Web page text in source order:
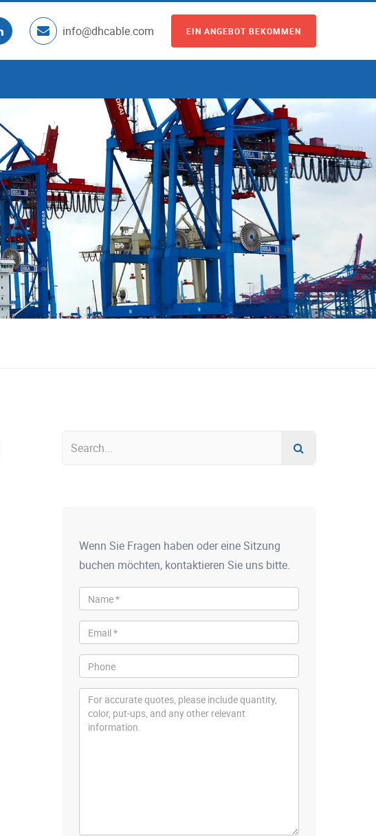
info@dhcable.com EIN ANGEBOT BEKOMMEN
Wenn Sie Fragen haben oder eine Sitzung
buchen möchten, kontaktieren Sie uns bitte.